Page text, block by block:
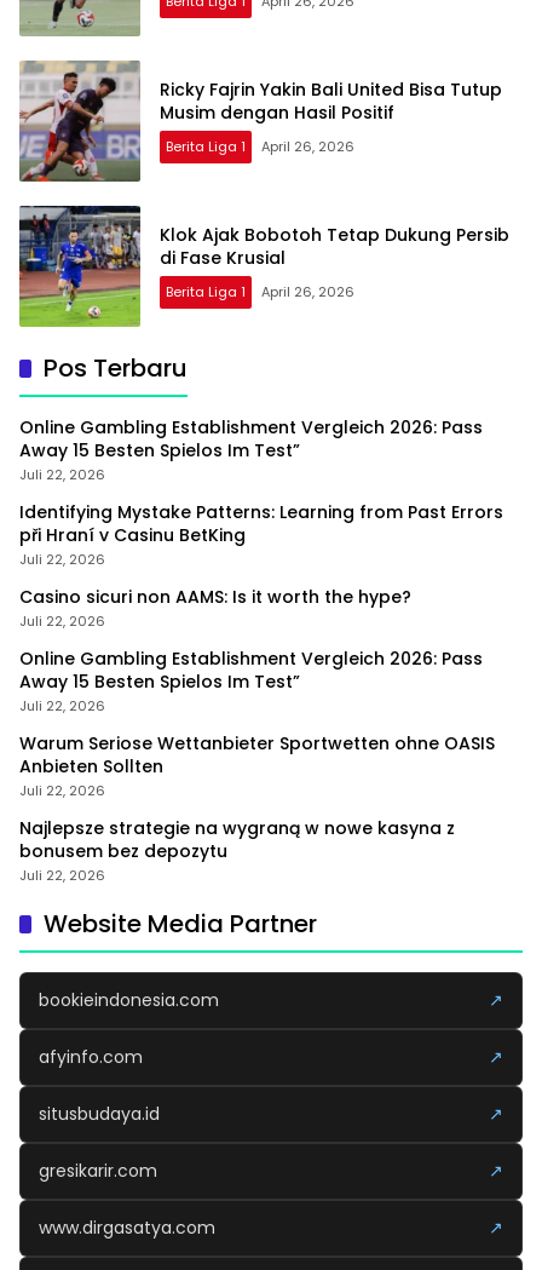
Ricky Fajrin Yakin Bali United Bisa Tutup
Musim dengan Hasil Positif
Berita Liga 1 April 26, 2026
Klok Ajak Bobotoh Tetap Dukung Persib
di Fase Krusial
Berita Liga 1 April 26, 2026
Pos Terbaru
Online Gambling Establishment Vergleich 2026: Pass
Away 15 Besten Spielos Im Test”
Juli 22, 2026
Identifying Mystake Patterns: Learning from Past Errors
při Hraní v Casinu BetKing
Juli 22, 2026
Casino sicuri non AAMS: Is it worth the hype?
Juli 22, 2026
Online Gambling Establishment Vergleich 2026: Pass
Away 15 Besten Spielos Im Test”
Juli 22, 2026
Warum Seriose Wettanbieter Sportwetten ohne OASIS
Anbieten Sollten
Juli 22, 2026
Najlepsze strategie na wygraną w nowe kasyna z
bonusem bez depozytu
Juli 22, 2026
Website Media Partner
bookieindonesia.com ↗
afyinfo.com ↗
situsbudaya.id ↗
gresikarir.com ↗
www.dirgasatya.com ↗